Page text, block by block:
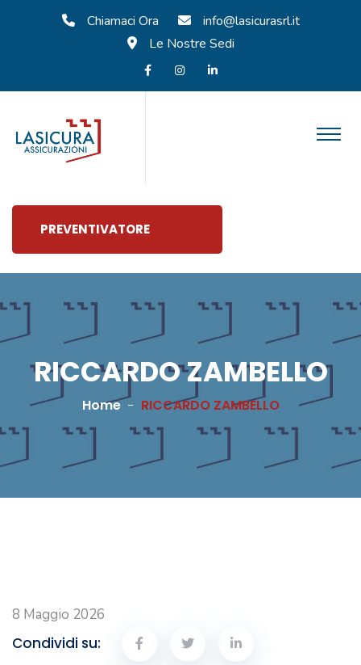
Chiamaci Ora
info@lasicurasrl.it
Le Nostre Sedi
PREVENTIVATORE
RICCARDO ZAMBELLO
Home RICCARDO ZAMBELLO
8 Maggio 2026
Condividi su: